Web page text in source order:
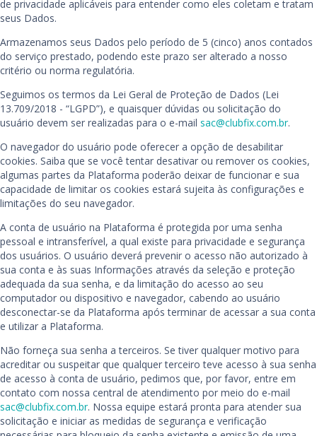
de privacidade aplicáveis para entender como eles coletam e tratam
seus Dados.
Armazenamos seus Dados pelo período de 5 (cinco) anos contados
do serviço prestado, podendo este prazo ser alterado a nosso
critério ou norma regulatória.
Seguimos os termos da Lei Geral de Proteção de Dados (Lei
13.709/2018 - “LGPD”), e quaisquer dúvidas ou solicitação do
usuário devem ser realizadas para o e-mail sac@clubfix.com.br.
O navegador do usuário pode oferecer a opção de desabilitar
cookies. Saiba que se você tentar desativar ou remover os cookies,
algumas partes da Plataforma poderão deixar de funcionar e sua
capacidade de limitar os cookies estará sujeita às configurações e
limitações do seu navegador.
A conta de usuário na Plataforma é protegida por uma senha
pessoal e intransferível, a qual existe para privacidade e segurança
dos usuários. O usuário deverá prevenir o acesso não autorizado à
sua conta e às suas Informações através da seleção e proteção
adequada da sua senha, e da limitação do acesso ao seu
computador ou dispositivo e navegador, cabendo ao usuário
desconectar-se da Plataforma após terminar de acessar a sua conta
e utilizar a Plataforma.
Não forneça sua senha a terceiros. Se tiver qualquer motivo para
acreditar ou suspeitar que qualquer terceiro teve acesso à sua senha
de acesso à conta de usuário, pedimos que, por favor, entre em
contato com nossa central de atendimento por meio do e-mail
sac@clubfix.com.br. Nossa equipe estará pronta para atender sua
solicitação e iniciar as medidas de segurança e verificação